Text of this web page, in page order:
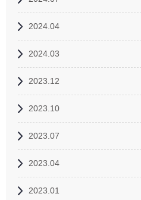
2024.04
2024.03
2023.12
2023.10
2023.07
2023.04
2023.01